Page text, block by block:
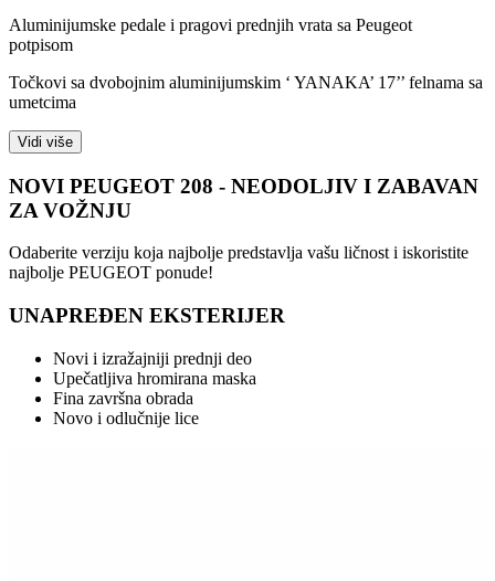
Aluminijumske pedale i pragovi prednjih vrata sa Peugeot
potpisom
Točkovi sa dvobojnim aluminijumskim ‘ YANAKA’ 17’’ felnama sa
umetcima
Vidi više
NOVI PEUGEOT 208 - NEODOLJIV I ZABAVAN
ZA VOŽNJU
Odaberite verziju koja najbolje predstavlja vašu ličnost i iskoristite
najbolje PEUGEOT ponude!
UNAPREĐEN EKSTERIJER
Novi i izražajniji prednji deo
Upečatljiva hromirana maska
Fina završna obrada
Novo i odlučnije lice